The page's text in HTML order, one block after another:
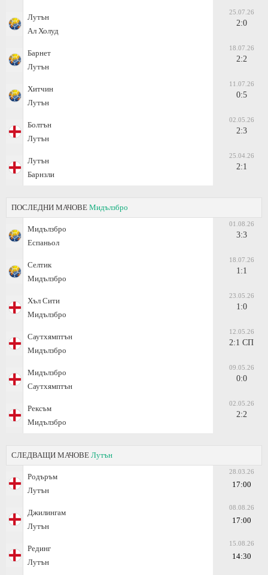
Лутън
Ал Холуд
25.07.26
2:0
Барнет
Лутън
18.07.26
2:2
Хитчин
Лутън
11.07.26
0:5
Болтън
Лутън
02.05.26
2:3
Лутън
Барнзли
25.04.26
2:1
ПОСЛЕДНИ МАЧОВЕ Мидълзбро
Мидълзбро
Еспаньол
01.08.26
3:3
Селтик
Мидълзбро
18.07.26
1:1
Хъл Сити
Мидълзбро
23.05.26
1:0
Саутхямптън
Мидълзбро
12.05.26
2:1 СП
Мидълзбро
Саутхямптън
09.05.26
0:0
Рексъм
Мидълзбро
02.05.26
2:2
СЛЕДВАЩИ МАЧОВЕ Лутън
Родъръм
Лутън
28.03.26
17:00
Джилингам
Лутън
08.08.26
17:00
Рединг
Лутън
15.08.26
14:30